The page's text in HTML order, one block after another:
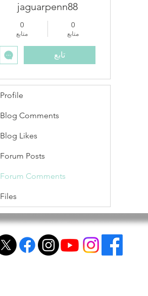
jaguarpenn88
0
متابع
0
متابع
تابع
Profile
Blog Comments
Blog Likes
Forum Posts
Forum Comments
Files